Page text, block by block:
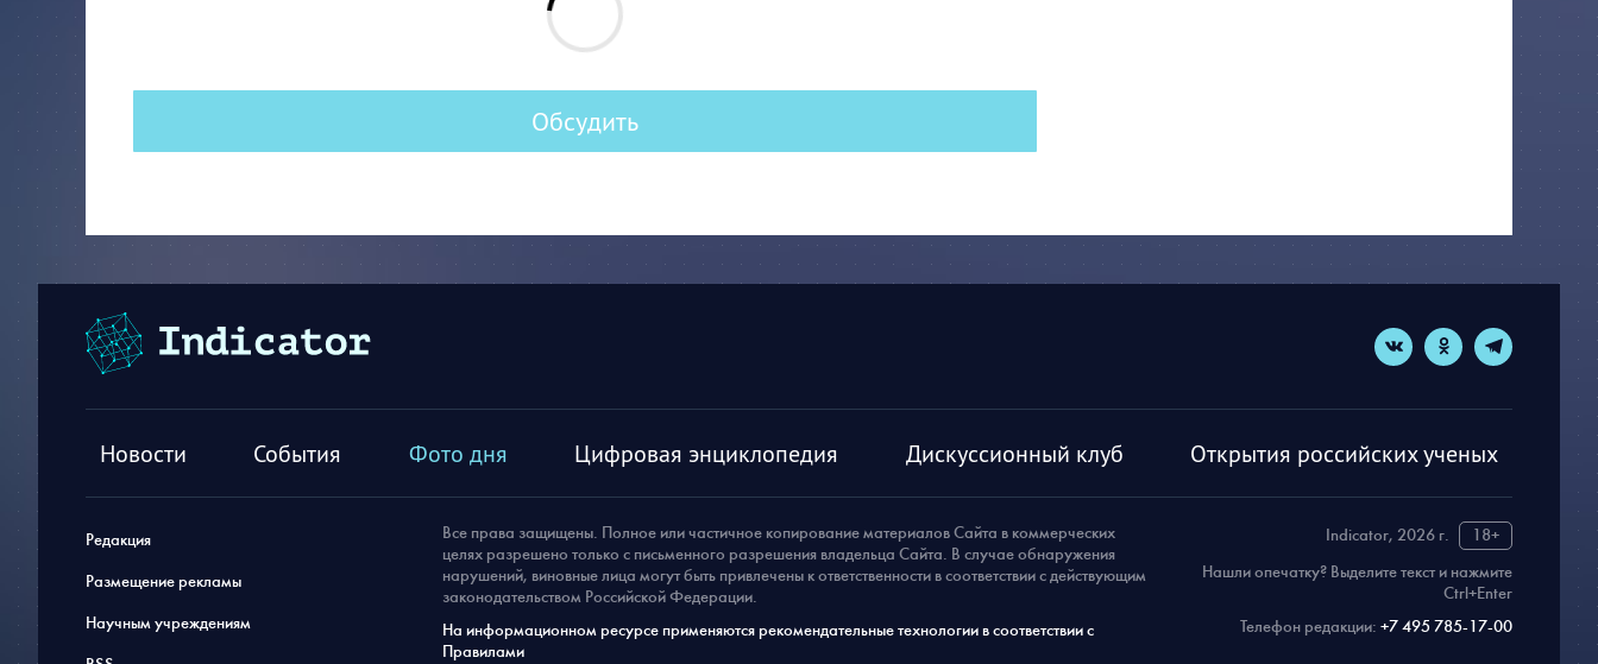
Обсудить
Новости События Фото дня Цифровая энциклопедия Дискуссионный клуб Открытия российских ученых
Редакция
Размещение рекламы
Научным учреждениям
Indicator, 2026 г.
18+
Нашли опечатку? Выделите текст и нажмите
Ctrl+Enter
Телефон редакции: +7 495 785-17-00
Все права защищены. Полное или частичное копирование материалов Сайта в коммерческих
целях разрешено только с письменного разрешения владельца Сайта. В случае обнаружения
нарушений, виновные лица могут быть привлечены к ответственности в соответствии с действующим
законодательством Российской Федерации.
На информационном ресурсе применяются рекомендательные технологии в соответствии с
Правилами